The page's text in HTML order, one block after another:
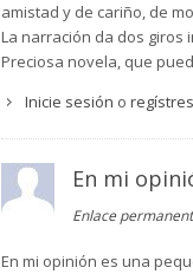
amistad y de cariño, de
La narración da dos giros
Preciosa novela, que
Inicie sesión o
En mi
Enlace
En mi opinión es una